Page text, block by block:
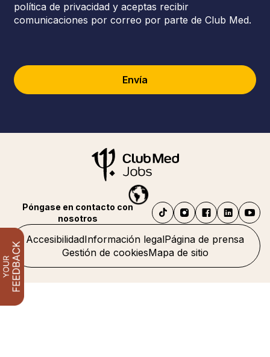
política de privacidad y aceptas recibir
comunicaciones por correo por parte de Club Med.
Envía
AccesibilidadInformación legalPágina de prensa
Gestión de cookiesMapa de sitio
Póngase en contacto con
nosotros